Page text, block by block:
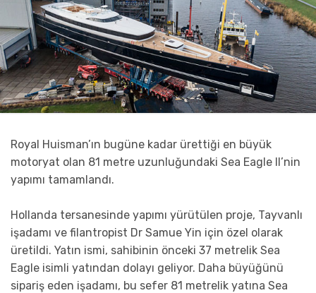
Royal Huisman’ın bugüne kadar ürettiği en büyük
motoryat olan 81 metre uzunluğundaki Sea Eagle II’nin
yapımı tamamlandı.
Hollanda tersanesinde yapımı yürütülen proje, Tayvanlı
işadamı ve filantropist Dr Samue Yin için özel olarak
üretildi. Yatın ismi, sahibinin önceki 37 metrelik Sea
Eagle isimli yatından dolayı geliyor. Daha büyüğünü
sipariş eden işadamı, bu sefer 81 metrelik yatına Sea